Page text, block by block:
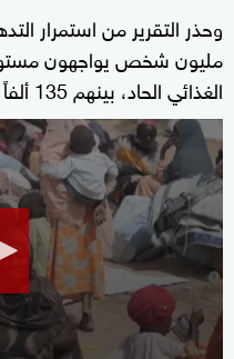
مليون شخص يواجهون
الغذائي الحاد، بينهم 135 ألفاً في ظروف كارثية.